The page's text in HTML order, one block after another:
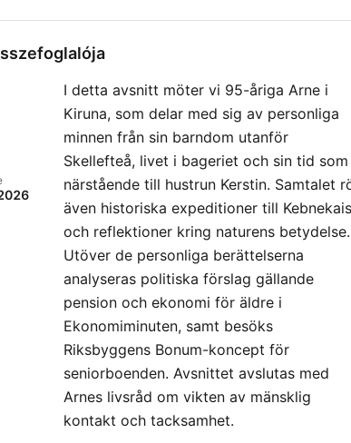
på alla sätt och vis! Här får de
äldre ett utrymme i
inte alls har idag, samtidigt
som de integreras med
sin egen och de yngre
generationerna! Kontakt:
hello@jonasuhlback.com
Lyssna på de äldre är en
produktion av Poddagency
I detta avsnitt möter vi 95-åriga Arne i
Kiruna, som delar med sig av personliga
minnen från sin barndom utanför
Skellefteå, livet i bageriet och sin tid som
närstående till hustrun Kerstin. Samtalet
även historiska expeditioner till
och reflektioner kring naturens betydelse.
Utöver de personliga berättelserna
analyseras politiska förslag gällande
pension och ekonomi för äldre i
Ekonomiminuten, samt besöks
Riksbyggens Bonum-koncept för
seniorboenden. Avsnittet avslutas med
Arnes livsråd om vikten av mänsklig
kontakt och tacksamhet.